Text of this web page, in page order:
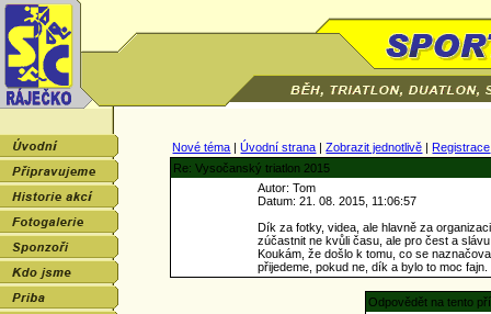
Nové téma |Úvodní strana |Zobrazit jednotlivě |Registrace
Re: Vysočanský triatlon 2015
Autor: Tom
Datum: 21. 08. 2015, 11:06:57
Dík za fotky, videa, ale hlavně za
zúčastnit ne kvůli času, ale pro čest a
Koukám, že došlo k tomu, co se
přijedeme, pokud ne, dík a bylo to moc fajn.
Odpovědět na tento